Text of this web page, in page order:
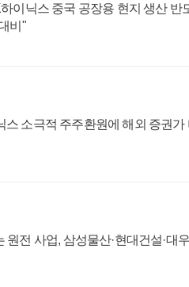
이닉스 중국 공장용 현지 생산 반
비"
스 소극적 주주환원에 해외 증권가
원전 사업, 삼성물산·현대건설·대